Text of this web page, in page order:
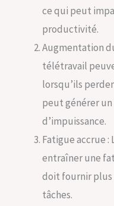
ce qui peut
productivité.
Augmentation
télétravail
lorsqu’ils
peut générer
d’impuissance.
Fatigue accrue
entraîner une
doit fournir plus
tâches.